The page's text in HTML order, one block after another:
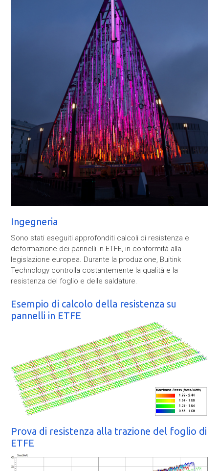
Ingegneria
Sono stati eseguiti approfonditi calcoli di resistenza e
deformazione dei pannelli in ETFE, in conformità alla
legislazione europea. Durante la produzione, Buitink
Technology controlla costantemente la qualità e la
resistenza del foglio e delle saldature.
Esempio di calcolo della resistenza su
pannelli in ETFE
Prova di resistenza alla trazione del foglio di
ETFE